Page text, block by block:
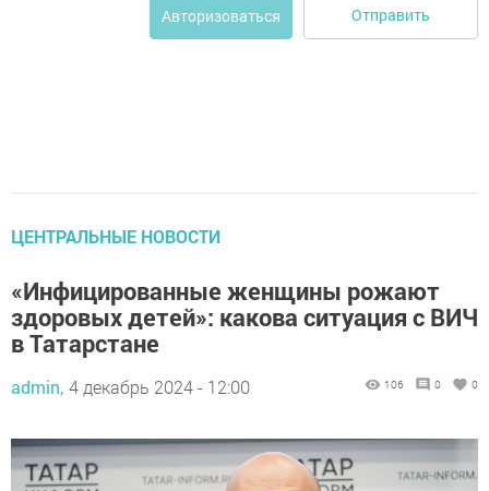
Авторизоваться Отправить
ЦЕНТРАЛЬНЫЕ НОВОСТИ
«Инфицированные женщины рожают
здоровых детей»: какова ситуация с ВИЧ
в Татарстане
admin, 4 декабрь 2024 - 12:00 106 0 0